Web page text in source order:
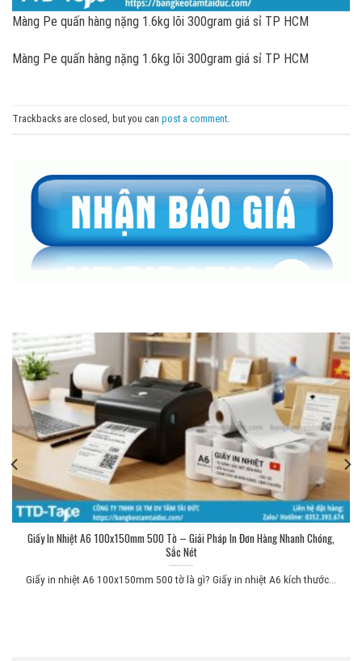
Màng Pe quấn hàng nặng 1.6kg lõi 300gram giá sỉ TP HCM
Màng Pe quấn hàng nặng 1.6kg lõi 300gram giá sỉ TP HCM
Trackbacks are closed, but you can post a comment.
Giấy In Nhiệt A6 100x150mm 500 Tờ – Giải Pháp In Đơn Hàng Nhanh Chóng,
Sắc Nét
Giấy in nhiệt A6 100x150mm 500 tờ là gì? Giấy in nhiệt A6 kích thước...